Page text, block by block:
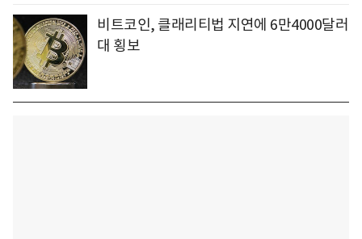
비트코인, 클래리티법 지연에 6만4000달러
대 횡보